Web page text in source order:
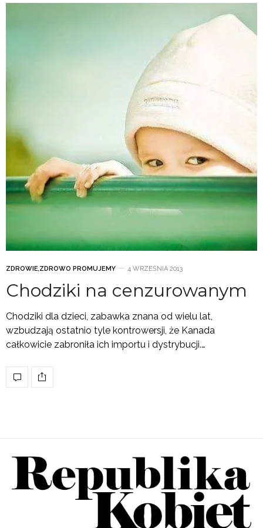
ZDROWIE,ZDROWO PROMUJEMY 4 WRZEŚNIA 2013
Chodziki na cenzurowanym
Chodziki dla dzieci, zabawka znana od wielu lat,
wzbudzają ostatnio tyle kontrowersji, że Kanada
całkowicie zabroniła ich importu i dystrybucji.…